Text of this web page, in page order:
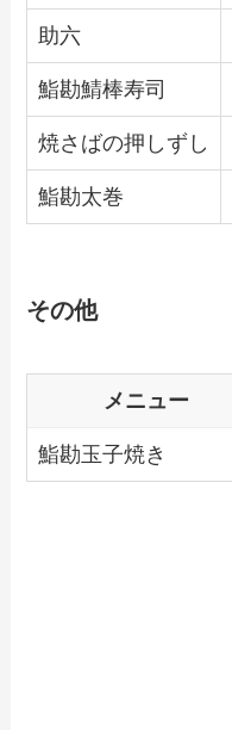
助六
鮨勘鯖棒寿司
焼さばの押しずし
鮨勘太巻
その他
メニュー
鮨勘玉子焼き